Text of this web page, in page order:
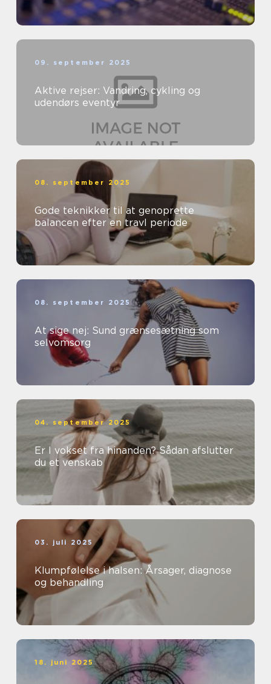
09. september 2025
Aktive rejser: Vandring, cykling og
udendørs eventyr
08. september 2025
Gode teknikker til at genoprette
balancen efter en travl periode
08. september 2025
At sige nej: Sund grænsesætning som
selvomsorg
04. september 2025
Er I vokset fra hinanden? Sådan afslutter
du et venskab
03. juli 2025
Klumpfølelse i halsen: Årsager, diagnose
og behandling
18. juni 2025